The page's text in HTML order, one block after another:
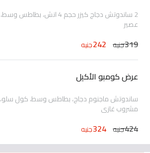
2 ساندوتش دجاج كيزر حجم 4 انش، بطاطس وسط،
عصير
319جنيه 242جنيه
عرض كومبو الأكيل
ساندوتش ماجنوم دجاج، بطاطس وسط، كول سلو،
مشروب غازى
424جنيه 324جنيه